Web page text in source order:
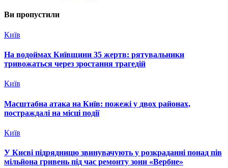
Ви пропустили
Київ
На водоймах Київщини 35 жертв: рятувальники
тривожаться через зростання трагедій
Київ
Масштабна атака на Київ: пожежі у двох районах,
постраждалі на місці події
Київ
У Києві підрядницю звинувачують у розкраданні понад пів
мільйона гривень під час ремонту зони «Вербне»